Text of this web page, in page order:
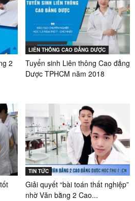
2
LIÊN THÔNG CAO ĐẲNG DƯỢC
Tuyển sinh Liên thông Cao đẳng
Dược TPHCM năm 2018
TIN TỨC
Giải quyết “bài toán thất nghiệp”
nhờ Văn bằng 2 Cao...